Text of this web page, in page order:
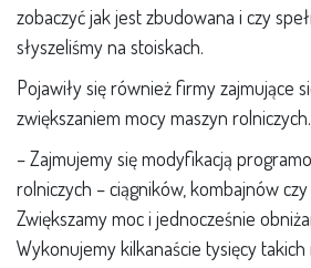
zobaczyć jak jest zbudowana i czy
słyszeliśmy na stoiskach.
Pojawiły się również firmy zajmujące
zwiększaniem mocy maszyn rolniczych.
– Zajmujemy się modyfikacją
rolniczych – ciągników, kombajnów
Zwiększamy moc i jednocześnie
Wykonujemy kilkanaście tysięcy